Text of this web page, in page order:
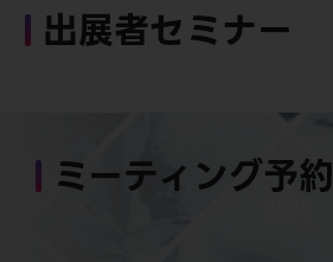
出展者セミナー
ミーティング予約